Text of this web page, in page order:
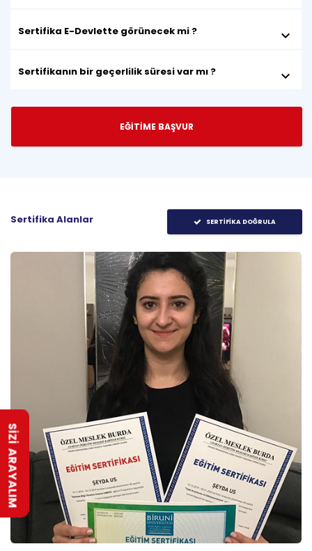
Sertifika E-Devlette görünecek mi ? keyboard_arrow_down
Sertifikanın bir geçerlilik süresi var mı ? keyboard_arrow_down
EĞİTİME BAŞVUR
Sertifika Alanlar SERTİFİKA DOĞRULA
SİZİ ARAYALIM